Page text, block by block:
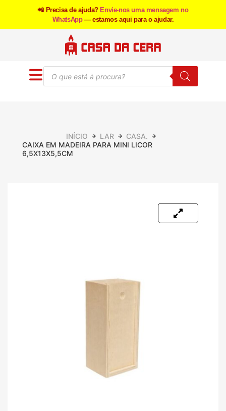
📲 Precisa de ajuda? Envie-nos uma mensagem no
WhatsApp — estamos aqui para o ajudar.
INÍCIO LAR
CASA.
CAIXA EM MADEIRA PARA MINI LICOR
6,5X13X5,5CM